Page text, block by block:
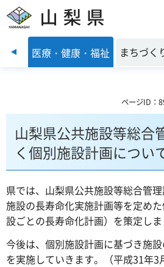
山梨県
て 医療・健康・福祉 まちづく
ページID：
山梨県公共施設等総合
く個別施設計画につい
県では、山梨県公共施設等総合管
施設の長寿命化実施計画等を定め
設ごとの長寿命化計画）を策定しま
今後は、個別施設計画に基づき施
を実施していきます。（平成31年3